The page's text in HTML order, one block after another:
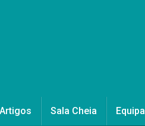
Artigos Sala Cheia Equipa